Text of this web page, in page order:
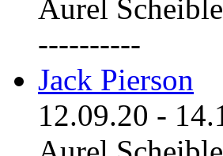
Aurel
----------
Jack Pierson
12.09.20 -